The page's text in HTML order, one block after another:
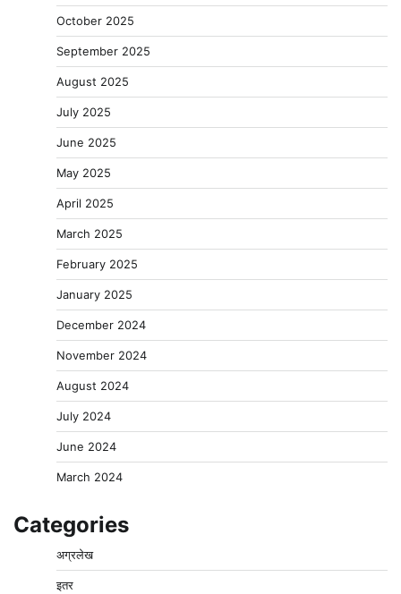
October 2025
September 2025
August 2025
July 2025
June 2025
May 2025
April 2025
March 2025
February 2025
January 2025
December 2024
November 2024
August 2024
July 2024
June 2024
March 2024
Categories
अग्रलेख
इतर